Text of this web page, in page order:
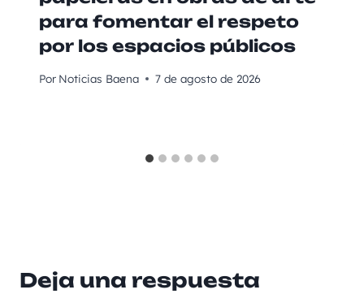
para fomentar el respeto
por los espacios públicos
Por Noticias Baena 7 de agosto de 2026
Deja una respuesta